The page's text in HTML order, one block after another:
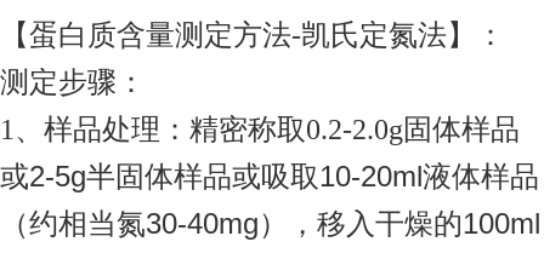
【蛋白质含量测定方法-凯氏定氮法】：
测定步骤：
1 、样品处理：精密称取0.2-2.0g固体样品
或2-5g半固体样品或吸取10-20ml液体样品
（约相当氮30-40mg），移入干燥的100ml